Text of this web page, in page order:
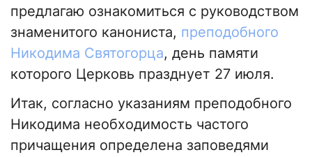
предлагаю ознакомиться с руководством
знаменитого канониста, преподобного
Никодима Святогорца, день памяти
которого Церковь празднует 27 июля.
Итак, согласно указаниям преподобного
Никодима необходимость частого
причащения определена заповедями